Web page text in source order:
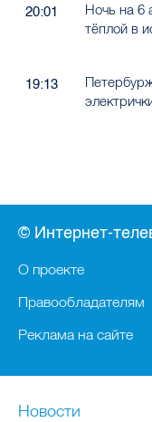
20:01
Ночь на 6
тёплой в
19:13
© Интернет-
О проекте
Правообладателям
Реклама на сайте
Новости